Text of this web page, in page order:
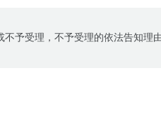
予受理，不予受理的依法告知理